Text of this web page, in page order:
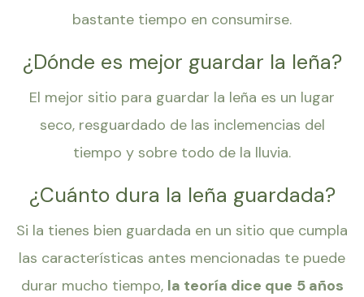
bastante tiempo en consumirse.
¿Dónde es mejor guardar la leña?
El mejor sitio para guardar la leña es un lugar
seco, resguardado de las inclemencias del
tiempo y sobre todo de la lluvia.
¿Cuánto dura la leña guardada?
Si la tienes bien guardada en un sitio que cumpla
las características antes mencionadas te puede
durar mucho tiempo, la teoría dice que 5 años